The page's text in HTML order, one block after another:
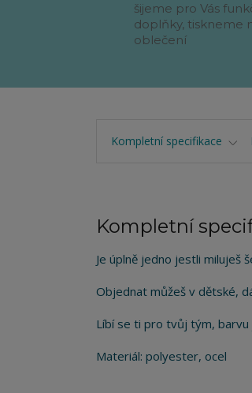
šijeme pro Vás
doplňky, tiskneme
oblečení
Kompletní specifikace
Kompletní
Je úplně jedno jestli miluješ
Objednat můžeš v dětské,
Líbí se ti pro tvůj tým, barvu
Materiál: polyester, ocel